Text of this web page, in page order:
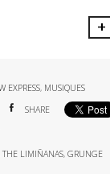
EXPRESS, MUSIQUES
SHARE
THE LIMIÑANAS,GRUNGE